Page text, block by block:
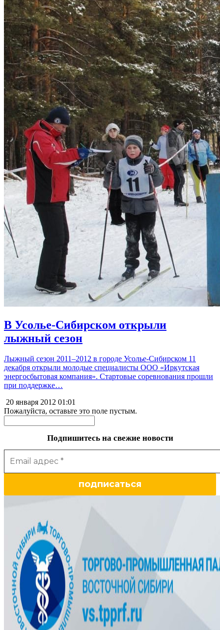
В Усолье-Сибирском открыли
лыжный сезон
Лыжный сезон 2011–2012 в городе Усолье-Сибирском 11
декабря открыли молодые специалисты ООО «Иркутская
энергосбытовая компания». Стартовые соревнования прошли
при поддержке…
20 января 2012 01:01
Пожалуйста, оставьте это поле пустым.
Подпишитесь на свежие новости